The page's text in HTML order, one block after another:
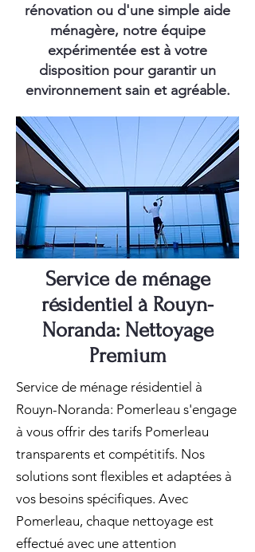
rénovation ou d'une simple aide
ménagère, notre équipe
expérimentée est à votre
disposition pour garantir un
environnement sain et agréable.
Service de ménage
résidentiel à Rouyn-
Noranda: Nettoyage
Premium
Service de ménage résidentiel à
Rouyn-Noranda: Pomerleau s'engage
à vous offrir des tarifs Pomerleau
transparents et compétitifs. Nos
solutions sont flexibles et adaptées à
vos besoins spécifiques. Avec
Pomerleau, chaque nettoyage est
effectué avec une attention